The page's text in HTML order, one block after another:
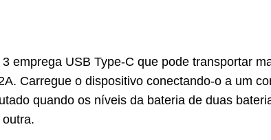
emprega USB Type-C que pode transportar
Carregue o dispositivo conectando-o a um
quando os níveis da bateria de duas
outra.